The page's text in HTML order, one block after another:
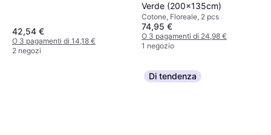
42,54 €
O 3 pagamenti di 14,18 €
2 negozi
Verde (200x135cm)
Cotone, Floreale, 2 pcs
74,95 €
O 3 pagamenti di 24,98 €
1 negozio
Di tendenza